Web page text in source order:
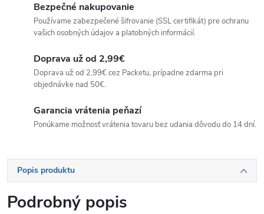
Bezpečné nakupovanie
Používame zabezpečené šifrovanie (SSL certifikát) pre ochranu
vašich osobných údajov a platobných informácií.
Doprava už od 2,99€
Doprava už od 2,99€ cez Packetu, prípadne zdarma pri
objednávke nad 50€.
Garancia vrátenia peňazí
Ponúkame možnosť vrátenia tovaru bez udania dôvodu do 14 dní.
Popis produktu
Podrobný popis